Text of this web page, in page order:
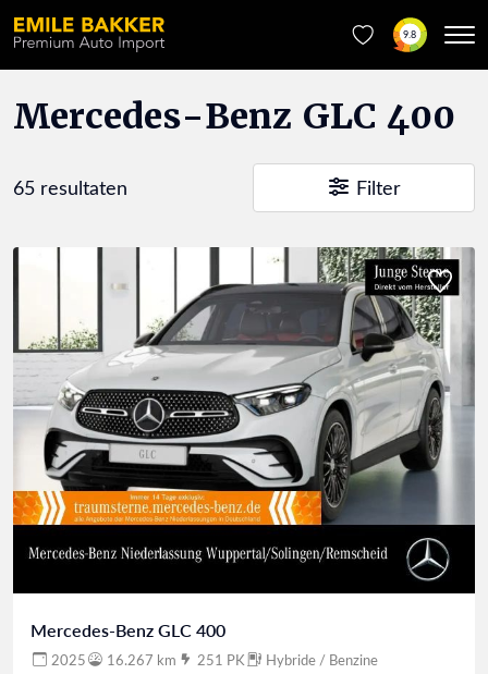
9.8
Mercedes-Benz GLC 400
65 resultaten Filter
Mercedes-Benz GLC 400
2025 16.267 km 251 PK Hybride / Benzine